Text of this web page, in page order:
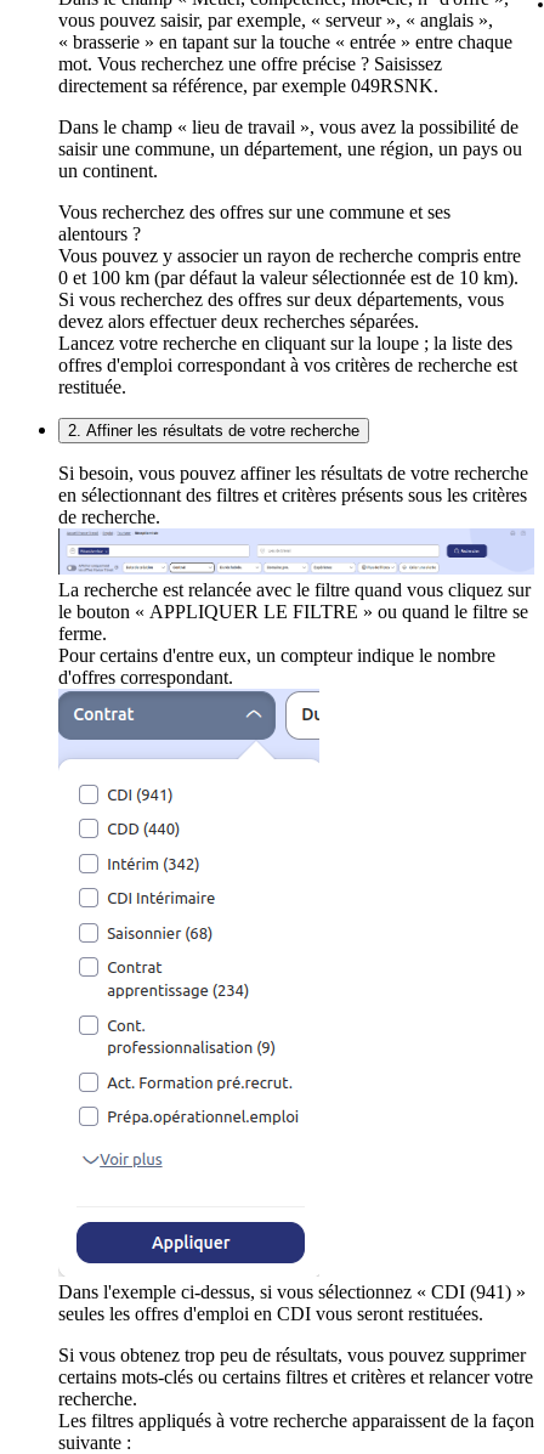
vous pouvez saisir, par exemple, « serveur », « anglais »,
« brasserie » en tapant sur la touche « entrée » entre chaque
mot. Vous recherchez une offre précise ? Saisissez
directement sa référence, par exemple 049RSNK.
Dans le champ « lieu de travail », vous avez la possibilité de
saisir une commune, un département, une région, un pays ou
un continent.
Vous recherchez des offres sur une commune et ses
alentours ?
Vous pouvez y associer un rayon de recherche compris entre
0 et 100 km (par défaut la valeur sélectionnée est de 10 km).
Si vous recherchez des offres sur deux départements, vous
devez alors effectuer deux recherches séparées.
Lancez votre recherche en cliquant sur la loupe ; la liste des
offres d'emploi correspondant à vos critères de recherche est
restituée.
2. Affiner les résultats de votre recherche
Si besoin, vous pouvez affiner les résultats de votre recherche
en sélectionnant des filtres et critères présents sous les critères
de recherche.
La recherche est relancée avec le filtre quand vous cliquez sur
le bouton « APPLIQUER LE FILTRE » ou quand le filtre se
ferme.
Pour certains d'entre eux, un compteur indique le nombre
d'offres correspondant.
Dans l'exemple ci-dessus, si vous sélectionnez « CDI (941) »
seules les offres d'emploi en CDI vous seront restituées.
Si vous obtenez trop peu de résultats, vous pouvez supprimer
certains mots-clés ou certains filtres et critères et relancer votre
recherche.
Les filtres appliqués à votre recherche apparaissent de la façon
suivante :